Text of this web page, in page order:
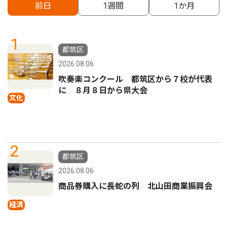
前日 1週間 1か月
1
文化
都筑区
2026.08.06
吹奏楽コンクール 都筑区から７校が代表
に ８月８日から県大会
2
経済
都筑区
2026.08.06
商品券購入に長蛇の列 北山田商業振興会